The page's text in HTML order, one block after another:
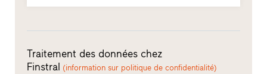
Traitement des données chez
Finstral (information sur politique de confidentialité)